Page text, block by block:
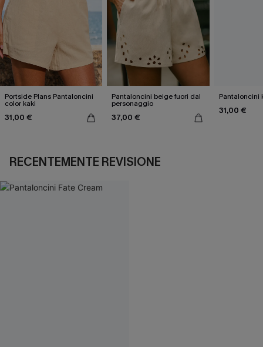
Portside Plans Pantaloncini
color kaki
31,00 €
Pantaloncini beige fuori dal
personaggio
37,00 €
Pantaloncini
31,00 €
RECENTEMENTE REVISIONE